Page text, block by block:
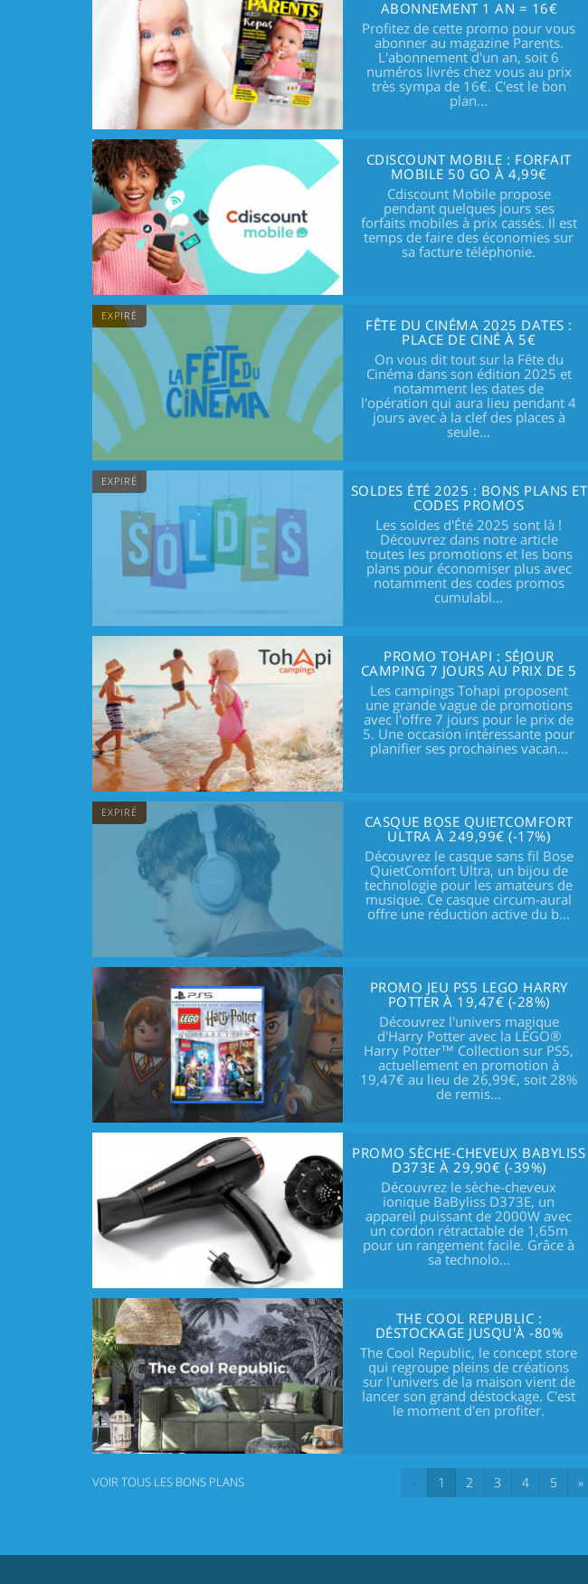
ABONNEMENT 1 AN = 16€
Profitez de cette promo pour vous
abonner au magazine Parents.
L'abonnement d'un an, soit 6
numéros livrés chez vous au prix
très sympa de 16€. C'est le bon
plan...
CDISCOUNT MOBILE : FORFAIT
MOBILE 50 GO À 4,99€
Cdiscount Mobile propose
pendant quelques jours ses
forfaits mobiles à prix cassés. Il est
temps de faire des économies sur
sa facture téléphonie.
EXPIRÉ FÊTE DU CINÉMA 2025 DATES :
PLACE DE CINÉ À 5€
On vous dit tout sur la Fête du
Cinéma dans son édition 2025 et
notamment les dates de
l'opération qui aura lieu pendant 4
jours avec à la clef des places à
seule...
EXPIRÉ SOLDES ÉTÉ 2025 : BONS PLANS ET
CODES PROMOS
Les soldes d'Été 2025 sont là !
Découvrez dans notre article
toutes les promotions et les bons
plans pour économiser plus avec
notamment des codes promos
cumulabl...
PROMO TOHAPI : SÉJOUR
CAMPING 7 JOURS AU PRIX DE 5
Les campings Tohapi proposent
une grande vague de promotions
avec l'offre 7 jours pour le prix de
5. Une occasion intéressante pour
planifier ses prochaines vacan...
EXPIRÉ CASQUE BOSE QUIETCOMFORT
ULTRA À 249,99€ (-17%)
Découvrez le casque sans fil Bose
QuietComfort Ultra, un bijou de
technologie pour les amateurs de
musique. Ce casque circum-aural
offre une réduction active du b...
PROMO JEU PS5 LEGO HARRY
POTTER À 19,47€ (-28%)
Découvrez l'univers magique
d'Harry Potter avec la LEGO®
Harry Potter™ Collection sur PS5,
actuellement en promotion à
19,47€ au lieu de 26,99€, soit 28%
de remis...
PROMO SÈCHE-CHEVEUX BABYLISS
D373E À 29,90€ (-39%)
Découvrez le sèche-cheveux
ionique BaByliss D373E, un
appareil puissant de 2000W avec
un cordon rétractable de 1,65m
pour un rangement facile. Grâce à
sa technolo...
THE COOL REPUBLIC :
DÉSTOCKAGE JUSQU'À -80%
The Cool Republic, le concept store
qui regroupe pleins de créations
sur l'univers de la maison vient de
lancer son grand déstockage. C'est
le moment d'en profiter.
VOIR TOUS LES BONS PLANS 1 (current)
2 3 4 5 »